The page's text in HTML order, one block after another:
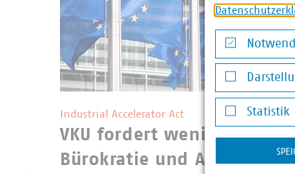
Andrey Kuzmin/
Industrial Accelerator Act
VKU fordert weniger
Bürokratie und Ausnahmen
Darstellung
Statistik
Statistik